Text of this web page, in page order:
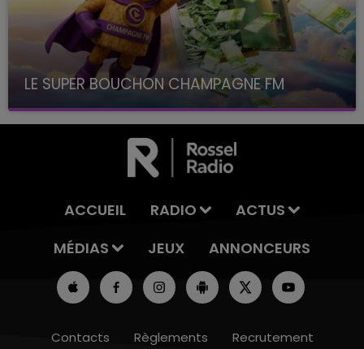
LE SUPER BOUCHON CHAMPAGNE FM
avec La Famille Champagne FM, à 8H10
ACCUEIL RADIO
ACTUS
MÉDIAS
JEUX ANNONCEURS
Contacts Règlements Recrutement